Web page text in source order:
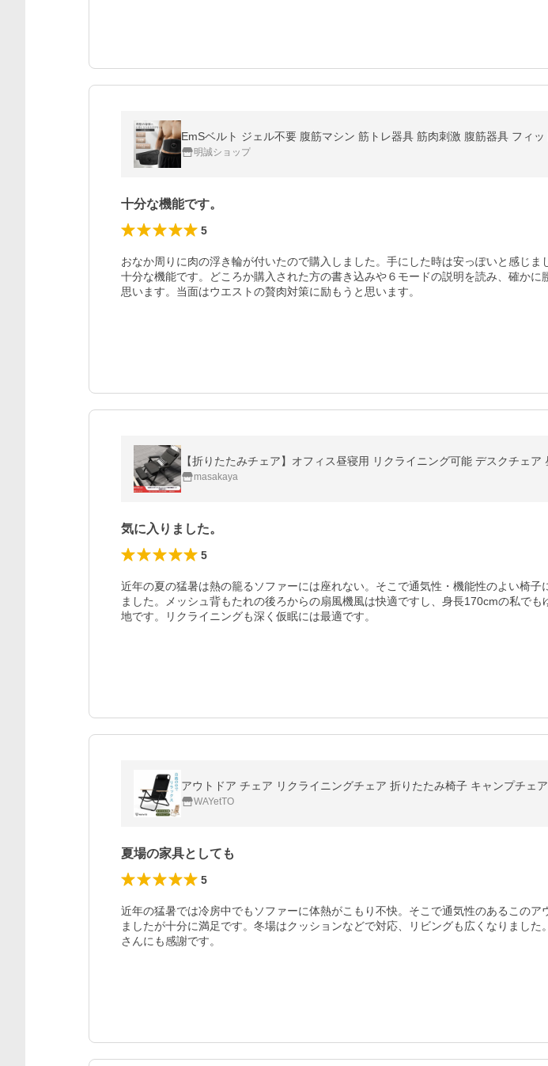
明誠ショップ
十分な機能です。
5
おなか周りに肉の浮き輪が付いたので購入しました。手にした時は安っぽいと感じま
十分な機能です。どころか購入された方の書き込みや６モードの説明を読み、確かに
思います。当面はウエストの贅肉対策に励もうと思います。
【折りたたみチェア】オフィス昼寝用 リクライニング可能 デスクチェ
masakaya
気に入りました。
5
近年の夏の猛暑は熱の籠るソファーには座れない。そこで通気性・機能性のよい椅子
ました。メッシュ背もたれの後ろからの扇風機風は快適ですし、身長170cmの私でも
地です。リクライニングも深く仮眠には最適です。
アウトドア チェア リクライニングチェア 折りたたみ椅子 キャンプチェ
WAYetTO
夏場の家具としても
5
近年の猛暑では冷房中でもソファーに体熱がこもり不快。そこで通気性のあるこのア
ましたが十分に満足です。冬場はクッションなどで対応、リビングも広くなりました
さんにも感謝です。